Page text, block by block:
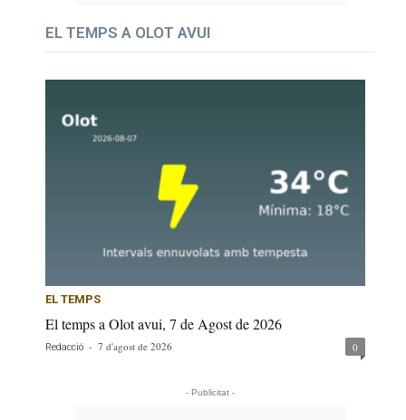
EL TEMPS A OLOT AVUI
EL TEMPS
El temps a Olot avui, 7 de Agost de 2026
Redacció - 7 d'agost de 2026 0
- Publicitat -